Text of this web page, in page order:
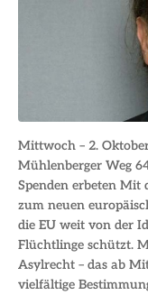
Mittwoch – 2.
Mühlenberger Weg
Spenden erbeten Mit
zum neuen
die EU weit von der
Flüchtlinge schützt.
Asylrecht – das ab
vielfältige